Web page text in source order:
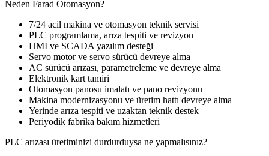
Neden Farad Otomasyon?
7/24 acil makina ve otomasyon teknik servisi
PLC programlama, arıza tespiti ve revizyon
HMI ve SCADA yazılım desteği
Servo motor ve servo sürücü devreye alma
AC sürücü arızası, parametreleme ve devreye alma
Elektronik kart tamiri
Otomasyon panosu imalatı ve pano revizyonu
Makina modernizasyonu ve üretim hattı devreye alma
Yerinde arıza tespiti ve uzaktan teknik destek
Periyodik fabrika bakım hizmetleri
PLC arızası üretiminizi durdurduysa ne yapmalısınız?